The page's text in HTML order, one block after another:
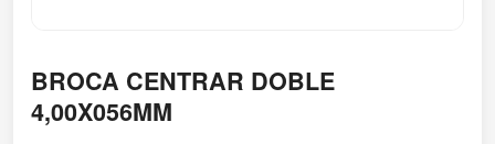
BROCA CENTRAR DOBLE
4,00X056MM